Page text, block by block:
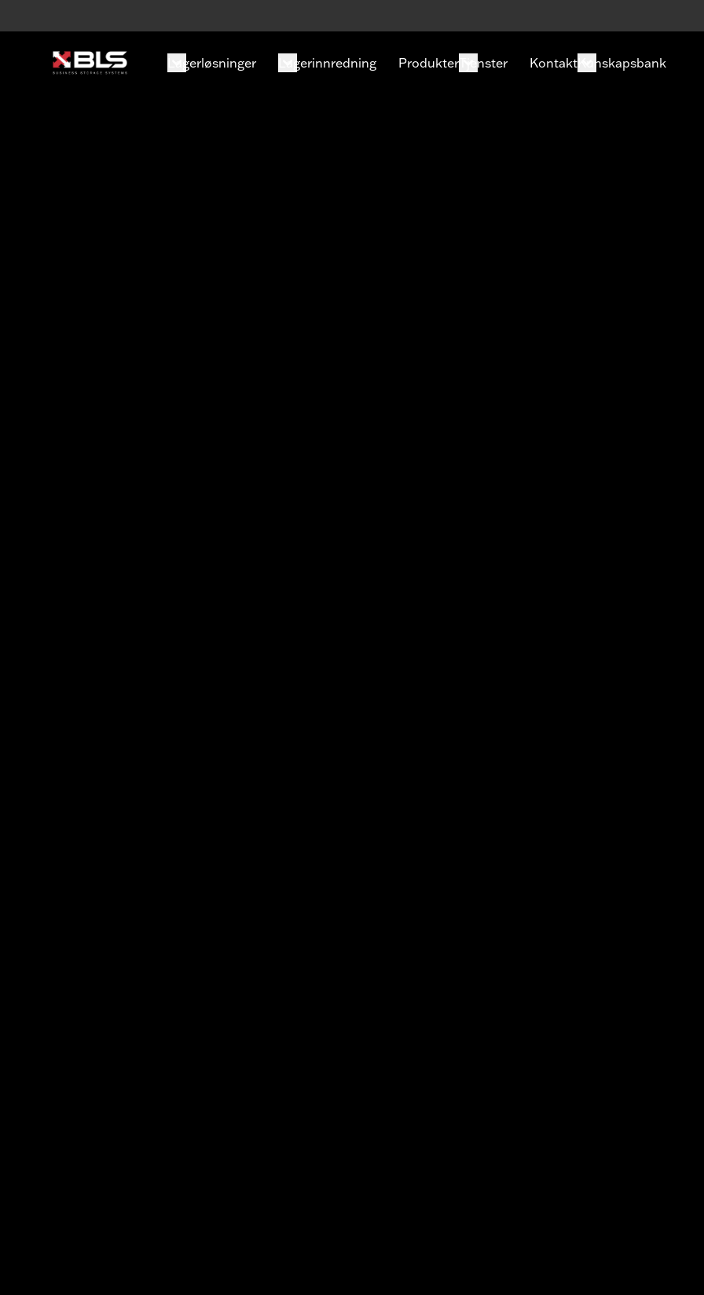
Lagerløsninger Lagerinnredning Produkter Tjenster Kontakt Kunskapsbank